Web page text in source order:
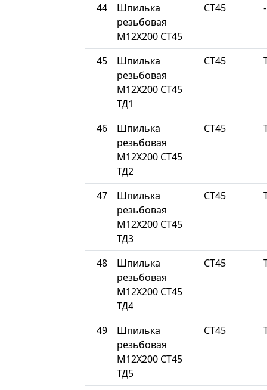
44
Шпилька
резьбовая
М12Х200 СТ45
СТ45 -
45
Шпилька
резьбовая
М12Х200 СТ45
ТД1
СТ45
46
Шпилька
резьбовая
М12Х200 СТ45
ТД2
СТ45
47
Шпилька
резьбовая
М12Х200 СТ45
ТД3
СТ45
48
Шпилька
резьбовая
М12Х200 СТ45
ТД4
СТ45
49
Шпилька
резьбовая
М12Х200 СТ45
ТД5
СТ45